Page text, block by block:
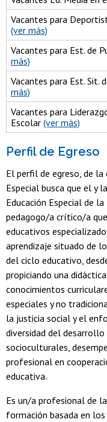
Vacantes para
(ver más)
Vacantes para Est. de
más)
Vacantes para Est. Sit.
más)
Vacantes para
Escolar (ver más)
Perfil de Egreso
El perfil de egreso, de la
Especial busca que el y
Educación Especial de
pedagogo/a crítico/a
educativos
aprendizaje situado de
del ciclo educativo,
propiciando una
conocimientos
especiales y no
la justicia social y el
diversidad del
socioculturales,
profesional en
educativa.
Es un/a profesional de
formación basada en